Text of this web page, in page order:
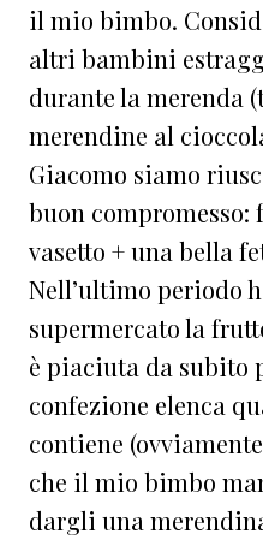
il mio bimbo.
altri bambini
durante la merenda
merendine al
Giacomo siamo
buon
vasetto + una bella
Nell’ultimo periodo
supermercato la
è piaciuta da subito
confezione elenca
contiene
che il mio bimbo
dargli una